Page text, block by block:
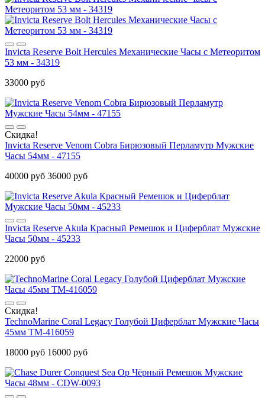
Invicta Reserve Bolt Hercules Механические Часы с Метеоритом
53 мм - 34319
33000 руб
Скидка!
Invicta Reserve Venom Cobra Бирюзовый Перламутр Мужские
Часы 54мм - 47155
40000 руб 36000 руб
Invicta Reserve Akula Красный Ремешок и Циферблат Мужские
Часы 50мм - 45233
22000 руб
Скидка!
TechnoMarine Coral Legacy Голубой Циферблат Мужские Часы
45мм TM-416059
18000 руб 16000 руб